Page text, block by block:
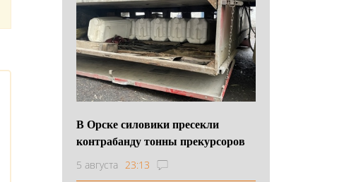
В Орске силовики пресекли
контрабанду тонны прекурсоров
5 августа 23:13